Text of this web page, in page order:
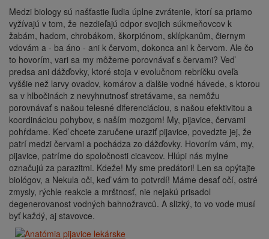
Medzi biology sú našťastie ľudia úplne zvrátenie, ktorí sa priamo
vyžívajú v tom, že nezdieľajú odpor svojich súkmeňovcov k
žabám, hadom, chrobákom, škorpiónom, sklípkanům, čiernym
vdovám a - ba áno - ani k červom, dokonca ani k červom. Ale čo
to hovorím, vari sa my môžeme porovnávať s červami? Veď
predsa ani dážďovky, ktoré stoja v evolučnom rebríčku oveľa
vyššie než larvy ovadov, komárov a ďalšie vodné hávede, s ktorou
sa v hlbočinách z nevyhnutnosť stretávame, sa nemôžu
porovnávať s našou telesné diferenciáciou, s našou efektivitou a
koordináciou pohybov, s naším mozgom! My, pijavice, červami
pohŕdame. Keď chcete zaručene uraziť pijavice, povedzte jej, že
patrí medzi červami a pochádza zo dážďovky. Hovorím vám, my,
pijavice, patríme do spoločnosti cicavcov. Hlúpi nás mylne
označujú za parazitmi. Kdeže! My sme predátori! Len sa opýtajte
biológov, a Nekula oči, keď vám to potvrdí! Máme desať očí, ostré
zmysly, rýchle reakcie a mrštnosť, nie nejakú prisadol
degenerovanost vodných bahnožravců. A slizký, to vo vode musí
byť každý, aj stavovce.